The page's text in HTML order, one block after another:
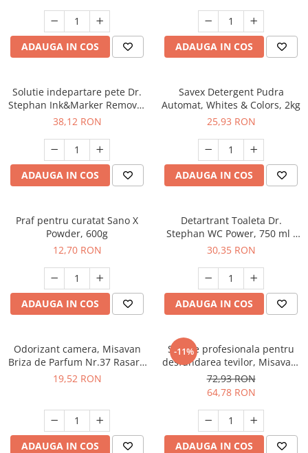
ADAUGA IN COS ADAUGA IN COS
Solutie indepartare pete Dr.
Stephan Ink&Marker Remover
750ml - 90013416
38,12 RON
ADAUGA IN COS
Savex Detergent Pudra
Automat, Whites & Colors, 2kg
25,93 RON
ADAUGA IN COS
Praf pentru curatat Sano X
Powder, 600g
12,70 RON
ADAUGA IN COS
Detartrant Toaleta Dr.
Stephan WC Power, 750 ml -
90013478
30,35 RON
ADAUGA IN COS
Odorizant camera, Misavan
Briza de Parfum Nr.37 Rasarit
in Sardinia 200 ml - 90034916
19,52 RON
ADAUGA IN COS
-11%
Solutie profesionala pentru
desfundarea tevilor, Misavan,
Dr.Stephan Power Drain 1L -
90013010
72,93 RON
64,78 RON
ADAUGA IN COS